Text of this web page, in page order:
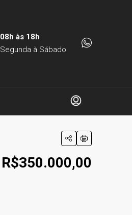
08h às 18h
Segunda à Sábado
R$350.000,00